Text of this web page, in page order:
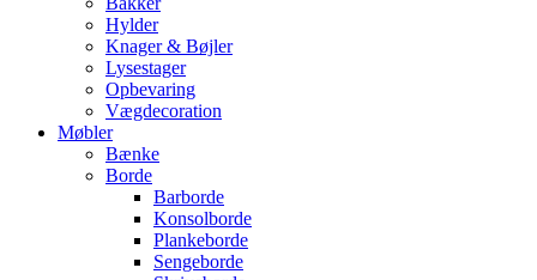
Hylder
Knager & Bøjler
Lysestager
Opbevaring
Vægdecoration
Møbler
Bænke
Borde
Barborde
Konsolborde
Plankeborde
Sengeborde